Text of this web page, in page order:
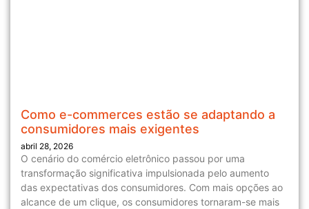
Como e-commerces estão se adaptando a
consumidores mais exigentes
abril 28, 2026
O cenário do comércio eletrônico passou por uma
transformação significativa impulsionada pelo aumento
das expectativas dos consumidores. Com mais opções ao
alcance de um clique, os consumidores tornaram-se mais